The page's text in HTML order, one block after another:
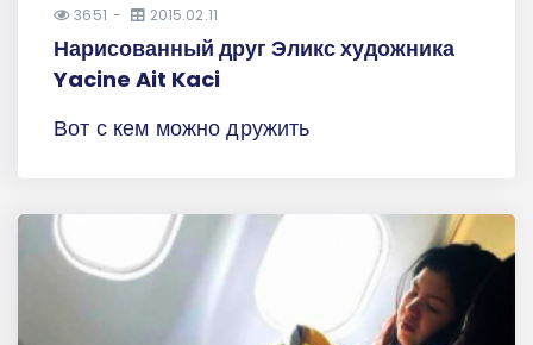
3651 2015.02.11
Нарисованный друг Эликс художника
Yacine Ait Kaci
Вот с кем можно дружить